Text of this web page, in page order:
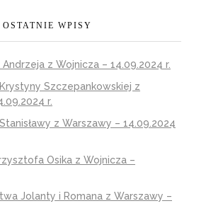
OSTATNIE WPISY
z Wojnicza – 14.09.2024 r.
Szczepankowskiej z
r.
z Warszawy – 14.09.2024
Osika z Wojnicza –
Jolanty i Romana z Warszawy –